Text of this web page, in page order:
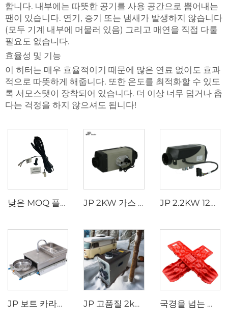
합니다. 내부에는 따뜻한 공기를 사용 공간으로 뿜어내는
팬이 있습니다. 연기, 증기 또는 냄새가 발생하지 않습니다
(모두 기계 내부에 머물러 있음) 그리고 매연을 직접 다룰
필요도 없습니다.
효율성 및 기능
이 히터는 매우 효율적이기 때문에 많은 연료 없이도 효과
적으로 따뜻하게 해줍니다. 또한 온도를 최적화할 수 있도
록 서모스탯이 장착되어 있습니다. 더 이상 너무 덥거나 춥
다는 걱정을 하지 않으셔도 됩니다!
낮은 MOQ 플라스틱 외부 온도 센서 2.2kw 및 4kw 주차용 히터용 JP 2KW 가스 히터 12V 휘발유 가솔린 히터 주차 히터 차량용 JP 2.2KW 12V 공기 주차 히터 가스 히터 차량 트럭 보트 모바일 홈 카라반용
JP 보트 카라반 캠핑밴 모터홈 RV 스테인레스 스틸 가스 스토브 버너 조리기구 통합 싱크 및 수전 포함 끌어내림식 JP 고품질 2kw 자동차 디젤 히터 올인원 자동차 보트 공기 주차 히터 12v 24v 자동차 RV 트럭용 국경을 넘는 탈출 보드 트랙션 복구 보드 키트 복구 보드 트랙션 트랙 자동차 지프 오프로드용 매트